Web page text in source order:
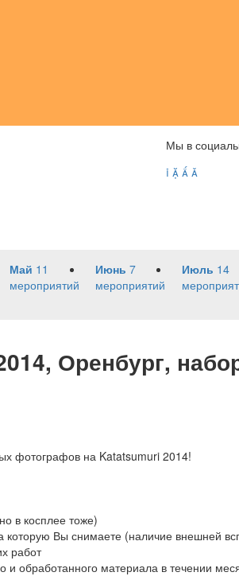
Мы в
   
Май 11
мероприятий
Июнь 7
мероприятий
Июль 14
Оренбург,
фотографов на Katatsumuri 2014!
в косплее тоже)
Вы снимаете (наличие внешней
работ
и обработанного материала в течении